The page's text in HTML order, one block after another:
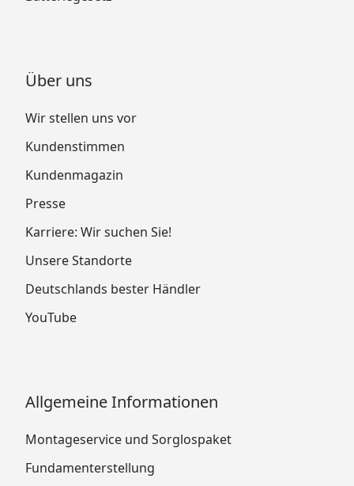
Altschnee feucht
Sie können natürlich sowohl dieses, als auch alle weiteren
Terrassenüberdachung nutzen.
Ximax Carport Linea Abmessungen
Montageanleitung
Ximax Carport Linea Stützstange
Montageanleitung
Über uns
Wir stellen uns vor
Kundenstimmen
Kundenmagazin
Presse
Karriere: Wir suchen Sie!
Unsere Standorte
Deutschlands bester Händler
YouTube
Allgemeine Informationen
Montageservice und Sorglospaket
Fundamenterstellung